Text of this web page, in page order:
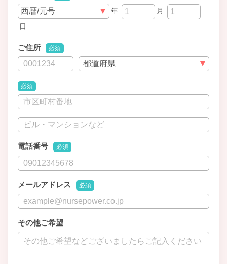
年
月
日
ご住所 必須
必須
電話番号 必須
メールアドレス 必須
その他ご希望